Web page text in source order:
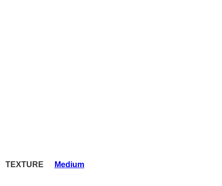
TEXTURE Medium